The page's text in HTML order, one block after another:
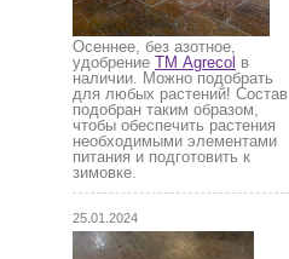
Осеннее, без азотное,
удобрение ТМ Agrecol в
наличии. Можно подобрать
для любых растений! Состав
подобран таким образом,
чтобы обеспечить растения
необходимыми элементами
питания и подготовить к
зимовке.
25.01.2024